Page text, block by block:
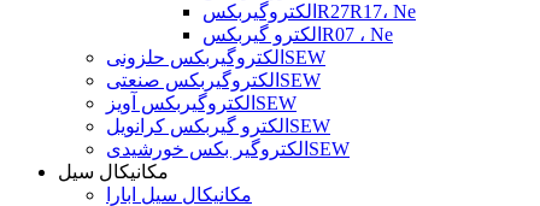
الکتروگیربکسR27R17، Ne
الکترو گیربکسR07 ، Ne
الکتروگیربکس حلزونیSEW
الکتروگیربکس صنعتیSEW
الکتروگیربکس آویزSEW
الکترو گیربکس کرانویلSEW
الکتروگیر بکس خورشیدیSEW
مکانیکال سیل
مکانیکال سیل ابارا